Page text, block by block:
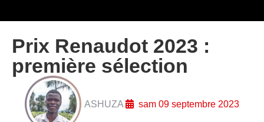
Prix Renaudot 2023 :
première sélection
ASHUZA sam 09 septembre 2023